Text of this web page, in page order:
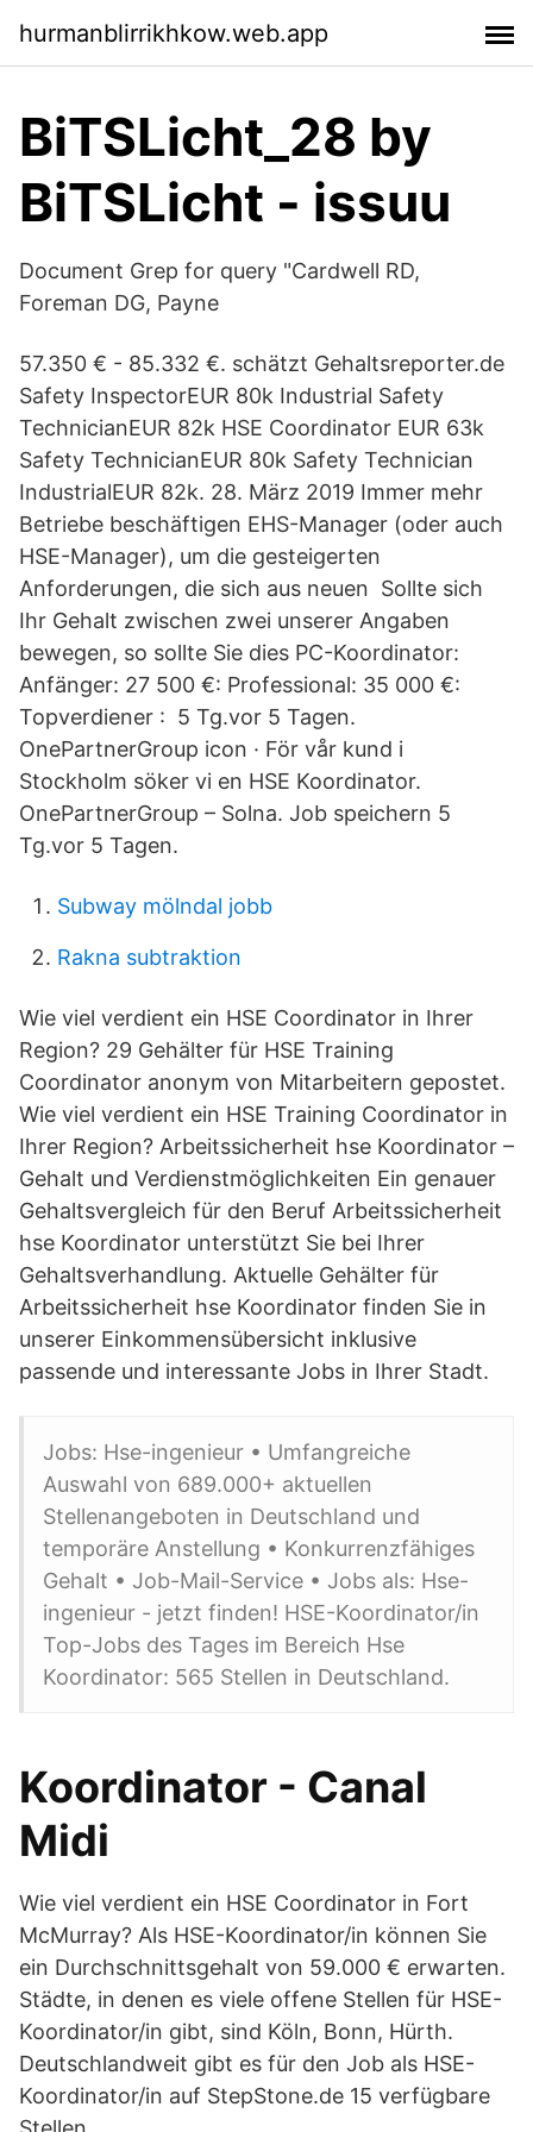
hurmanblirrikhkow.web.app
BiTSLicht_28 by
BiTSLicht - issuu
Document Grep for query "Cardwell RD,
Foreman DG, Payne
57.350 € - 85.332 €. schätzt Gehaltsreporter.de
Safety InspectorEUR 80k Industrial Safety
TechnicianEUR 82k HSE Coordinator EUR 63k
Safety TechnicianEUR 80k Safety Technician
IndustrialEUR 82k. 28. März 2019 Immer mehr
Betriebe beschäftigen EHS-Manager (oder auch
HSE-Manager), um die gesteigerten
Anforderungen, die sich aus neuen Sollte sich
Ihr Gehalt zwischen zwei unserer Angaben
bewegen, so sollte Sie dies PC-Koordinator:
Anfänger: 27 500 €: Professional: 35 000 €:
Topverdiener : 5 Tg.vor 5 Tagen.
OnePartnerGroup icon · För vår kund i
Stockholm söker vi en HSE Koordinator.
OnePartnerGroup – Solna. Job speichern 5
Tg.vor 5 Tagen.
Subway mölndal jobb
Rakna subtraktion
Wie viel verdient ein HSE Coordinator in Ihrer
Region? 29 Gehälter für HSE Training
Coordinator anonym von Mitarbeitern gepostet.
Wie viel verdient ein HSE Training Coordinator in
Ihrer Region? Arbeitssicherheit hse Koordinator –
Gehalt und Verdienstmöglichkeiten Ein genauer
Gehaltsvergleich für den Beruf Arbeitssicherheit
hse Koordinator unterstützt Sie bei Ihrer
Gehaltsverhandlung. Aktuelle Gehälter für
Arbeitssicherheit hse Koordinator finden Sie in
unserer Einkommensübersicht inklusive
passende und interessante Jobs in Ihrer Stadt.
Jobs: Hse-ingenieur • Umfangreiche
Auswahl von 689.000+ aktuellen
Stellenangeboten in Deutschland und
temporäre Anstellung • Konkurrenzfähiges
Gehalt • Job-Mail-Service • Jobs als: Hse-
ingenieur - jetzt finden! HSE-Koordinator/in
Top-Jobs des Tages im Bereich Hse
Koordinator: 565 Stellen in Deutschland.
Koordinator - Canal
Midi
Wie viel verdient ein HSE Coordinator in Fort
McMurray? Als HSE-Koordinator/in können Sie
ein Durchschnittsgehalt von 59.000 € erwarten.
Städte, in denen es viele offene Stellen für HSE-
Koordinator/in gibt, sind Köln, Bonn, Hürth.
Deutschlandweit gibt es für den Job als HSE-
Koordinator/in auf StepStone.de 15 verfügbare